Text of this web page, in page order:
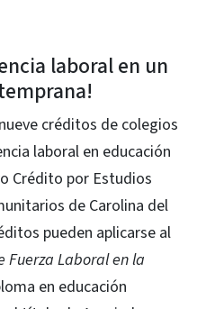
laboral en un
créditos de colegios
laboral en educación
Crédito por Estudios
de Carolina del
pueden aplicarse al
Fuerza Laboral en la
en educación